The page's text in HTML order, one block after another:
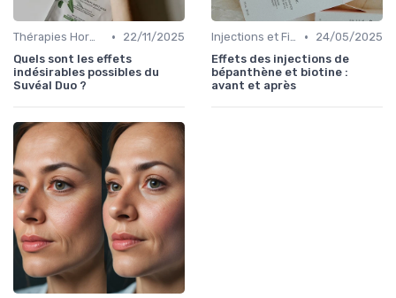
Thérapies Hormonales et Alternatives •
22/11/2025
Quels sont les effets
indésirables possibles du
Suvéal Duo ?
Injections et Fillers •
24/05/2025
Effets des injections de
bépanthène et biotine :
avant et après